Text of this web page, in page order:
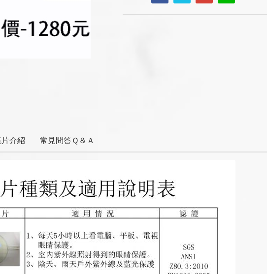
介紹 常見問答Ｑ＆Ａ